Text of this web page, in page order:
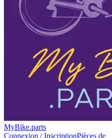
MyBike.parts
Connexion / InscriptionPièces de